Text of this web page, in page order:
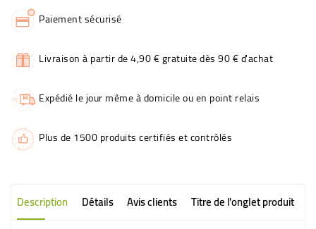
Paiement sécurisé
Livraison à partir de 4,90 € gratuite dès 90 € d'achat
Expédié le jour même à domicile ou en point relais
Plus de 1500 produits certifiés et contrôlés
Description Détails Avis clients Titre de l'onglet produit